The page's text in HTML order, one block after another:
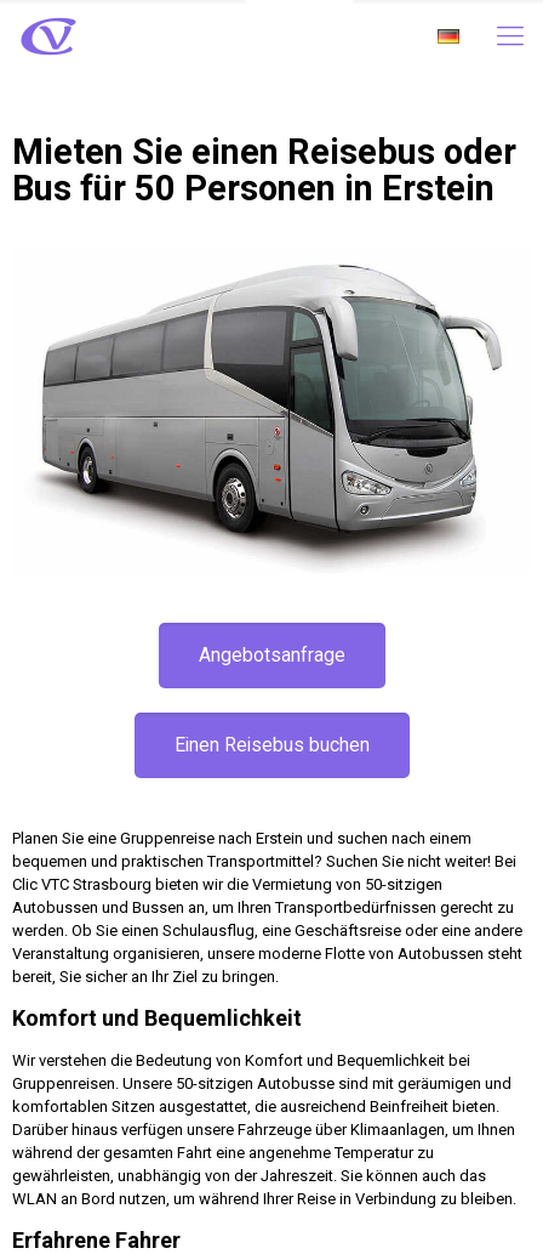
Mieten Sie einen Reisebus oder
Bus für 50 Personen in Erstein
Angebotsanfrage
Einen Reisebus buchen
Planen Sie eine Gruppenreise nach Erstein und suchen nach einem
bequemen und praktischen Transportmittel? Suchen Sie nicht weiter! Bei
Clic VTC Strasbourg bieten wir die Vermietung von 50-sitzigen
Autobussen und Bussen an, um Ihren Transportbedürfnissen gerecht zu
werden. Ob Sie einen Schulausflug, eine Geschäftsreise oder eine andere
Veranstaltung organisieren, unsere moderne Flotte von Autobussen steht
bereit, Sie sicher an Ihr Ziel zu bringen.
Komfort und Bequemlichkeit
Wir verstehen die Bedeutung von Komfort und Bequemlichkeit bei
Gruppenreisen. Unsere 50-sitzigen Autobusse sind mit geräumigen und
komfortablen Sitzen ausgestattet, die ausreichend Beinfreiheit bieten.
Darüber hinaus verfügen unsere Fahrzeuge über Klimaanlagen, um Ihnen
während der gesamten Fahrt eine angenehme Temperatur zu
gewährleisten, unabhängig von der Jahreszeit. Sie können auch das
WLAN an Bord nutzen, um während Ihrer Reise in Verbindung zu bleiben.
Erfahrene Fahrer